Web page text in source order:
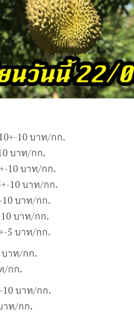
10 บาท/กก.
บาท/กก.
10 บาท/กก.
10 บาท/กก.
บาท/กก.
บาท/กก.
5 บาท/กก.
บาท/กก.
/กก.
10 บาท/กก.
าท/กก.